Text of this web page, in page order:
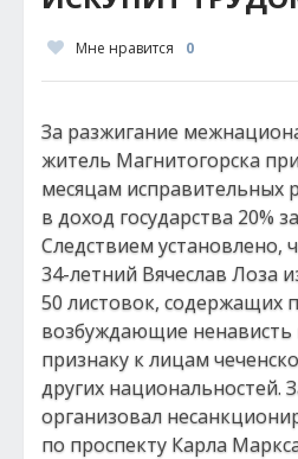
Мне нравится 0
За разжигание
житель Магнитогорска
месяцам исправительных
в доход государства 20%
Следствием установлено,
34-летний Вячеслав Лоза
50 листовок, содержащих
возбуждающие
признаку к лицам
других национальностей.
организовал
по проспекту Карла